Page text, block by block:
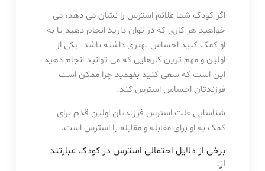
اگر کودک شما علائم استرس را نشان می دهد، می
خواهید هر کاری که در توان دارید انجام دهید تا به
او کمک کنید احساس بهتری داشته باشد. یکی از
اولین و مهم ترین کارهایی که می توانید انجام دهید
این است که سعی کنید بفهمید چرا ممکن است
فرزندتان احساس استرس کند.
شناسایی علت استرس فرزندتان اولین قدم برای
کمک به او برای مقابله و مقابله با استرس است.
برخی از دلایل احتمالی استرس در کودک عبارتند
از: